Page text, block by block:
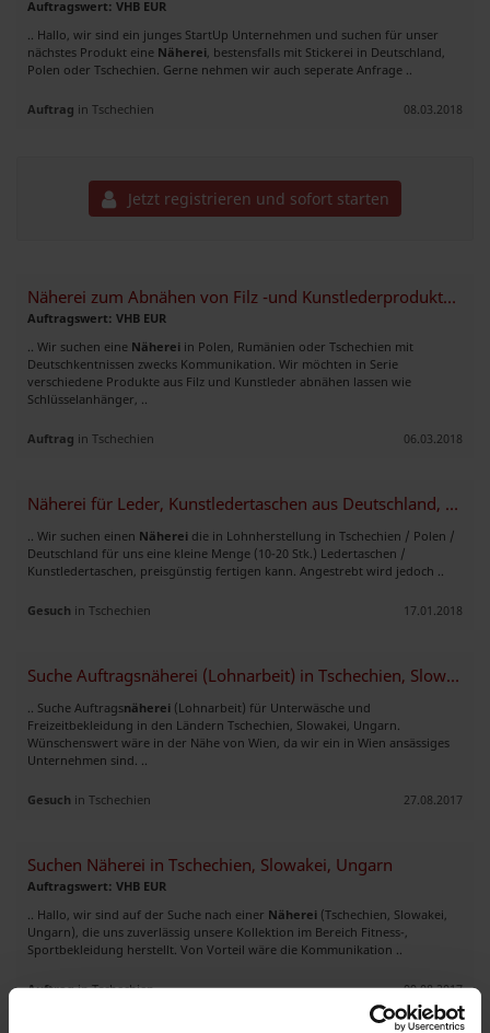
Auftragswert: VHB EUR
.. Hallo, wir sind ein junges StartUp Unternehmen und suchen für unser
nächstes Produkt eine Näherei , bestensfalls mit Stickerei in Deutschland,
Polen oder Tschechien. Gerne nehmen wir auch seperate Anfrage ..
Auftrag in Tschechien 08.03.2018
Jetzt registrieren und sofort starten
Näherei zum Abnähen von Filz -und Kunstlederprodukten ab 30 - 500 St.
Auftragswert: VHB EUR
.. Wir suchen eine Näherei in Polen, Rumänien oder Tschechien mit
Deutschkentnissen zwecks Kommunikation. Wir möchten in Serie
verschiedene Produkte aus Filz und Kunstleder abnähen lassen wie
Schlüsselanhänger, ..
Auftrag in Tschechien 06.03.2018
Näherei für Leder, Kunstledertaschen aus Deutschland, Polen, Tschechien
.. Wir suchen einen Näherei die in Lohnherstellung in Tschechien / Polen /
Deutschland für uns eine kleine Menge (10-20 Stk.) Ledertaschen /
Kunstledertaschen, preisgünstig fertigen kann. Angestrebt wird jedoch ..
Gesuch in Tschechien 17.01.2018
Suche Auftragsnäherei (Lohnarbeit) in Tschechien, Slowakei, Ungarn
.. Suche Auftragsnäherei (Lohnarbeit) für Unterwäsche und
Freizeitbekleidung in den Ländern Tschechien, Slowakei, Ungarn.
Wünschenswert wäre in der Nähe von Wien, da wir ein in Wien ansässiges
Unternehmen sind. ..
Gesuch in Tschechien 27.08.2017
Suchen Näherei in Tschechien, Slowakei, Ungarn
Auftragswert: VHB EUR
.. Hallo, wir sind auf der Suche nach einer Näherei (Tschechien, Slowakei,
Ungarn), die uns zuverlässig unsere Kollektion im Bereich Fitness-,
Sportbekleidung herstellt. Von Vorteil wäre die Kommunikation ..
Auftragin Tschechien 09.08.2017